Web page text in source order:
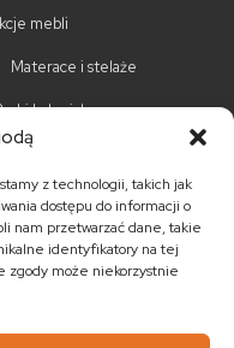
z technologii, takich jak
dostępu do informacji o
nam przetwarzać dane, takie
identyfikatory na tej
zgody może niekorzystnie
mebli
Materace i stelaże
kolonialne
Krzesła kolonialne
kolonialne
Regały kolonialne
nocne